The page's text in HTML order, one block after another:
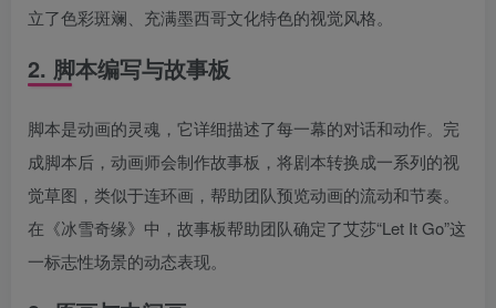
立了色彩斑斓、充满墨西哥文化特色的视觉风格。
2. 脚本编写与故事板
脚本是动画的灵魂，它详细描述了每一幕的对话和动作。完
成脚本后，动画师会制作故事板，将剧本转换成一系列的视
觉草图，类似于连环画，帮助团队预览动画的流动和节奏。
在《冰雪奇缘》中，故事板帮助团队确定了艾莎“Let It Go”这
一标志性场景的动态表现。